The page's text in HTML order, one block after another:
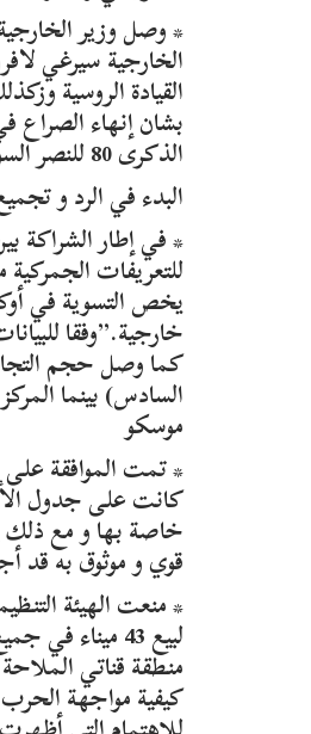
* وصل وزير
الخارجية سيرغي
القيادة الروسية
بشان إنهاء الصراع
الذكرى 80 للنصر السوفيتي في الحرب الوطنية العظمى.
البدء في الرد و
* في إطار الشراكة
يخص التسوية في
خارجية.”وفقا
السادس) بينما
موسكو
* تمت الموافقة
كانت على جدول
خاصة بها و مع ذلك
قوي و موثوق به قد
* منعت الهيئة
لبيع 43
منطقة قناتي
كيفية مواجهة